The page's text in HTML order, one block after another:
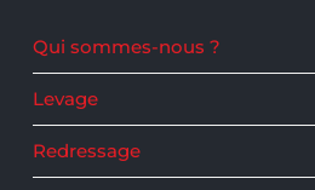
Qui sommes-nous ?
Levage
Redressage